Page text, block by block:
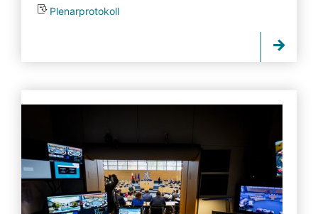
Plenarprotokoll